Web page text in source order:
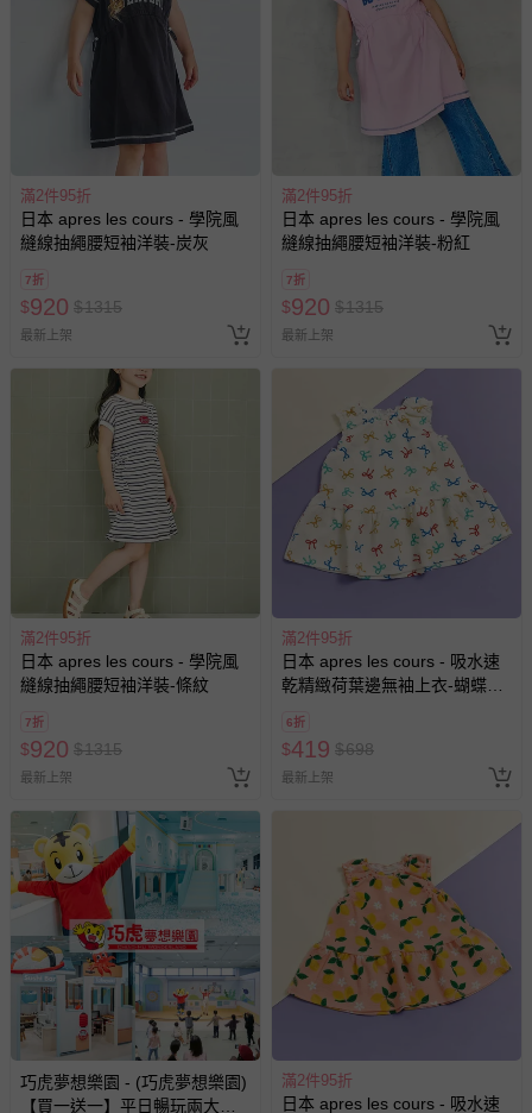
滿2件95折
日本 apres les cours - 學院風
縫線抽繩腰短袖洋裝-炭灰
7折
$920 $1315
最新上架
滿2件95折
日本 apres les cours - 學院風
縫線抽繩腰短袖洋裝-粉紅
7折
$920 $1315
最新上架
滿2件95折
日本 apres les cours - 學院風
縫線抽繩腰短袖洋裝-條紋
7折
$920 $1315
最新上架
滿2件95折
日本 apres les cours - 吸水速
乾精緻荷葉邊無袖上衣-蝴蝶結-
6折
$419 $698
最新上架
巧虎夢想樂園 - (巧虎夢想樂園)
【買一送一】平日暢玩兩大一
滿2件95折
日本 apres les cours - 吸水速